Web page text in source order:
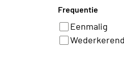
Frequentie
Eenmalig
Wederkerend